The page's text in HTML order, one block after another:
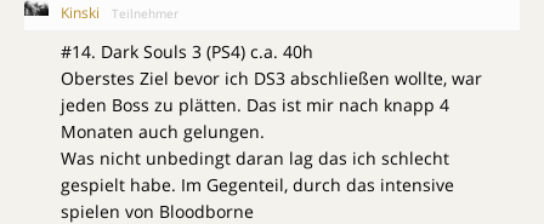
Kinski Teilnehmer
#14. Dark Souls 3 (PS4) c.a. 40h
Oberstes Ziel bevor ich DS3 abschließen wollte, war
jeden Boss zu plätten. Das ist mir nach knapp 4
Monaten auch gelungen.
Was nicht unbedingt daran lag das ich schlecht
gespielt habe. Im Gegenteil, durch das intensive
spielen von Bloodborne